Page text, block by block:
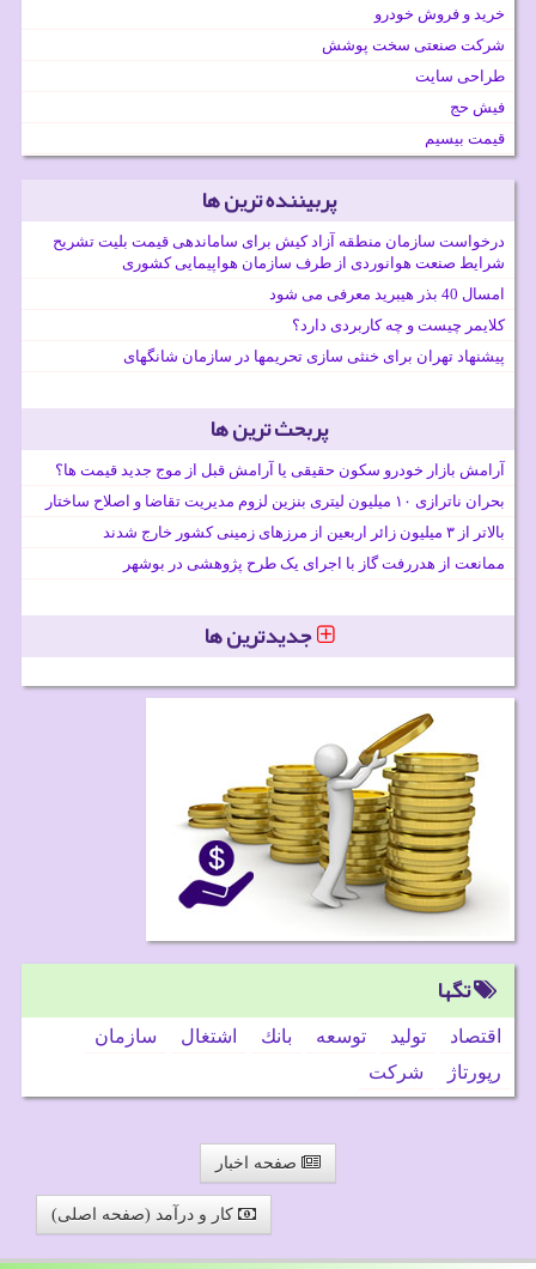
خرید و فروش خودرو
شرکت صنعتی سخت پوشش
طراحی سایت
فیش حج
قیمت بیسیم
پربیننده ترین ها
درخواست سازمان منطقه آزاد کیش برای ساماندهی قیمت بلیت تشریح
شرایط صنعت هوانوردی از طرف سازمان هواپیمایی کشوری
امسال 40 بذر هیبرید معرفی می شود
کلایمر چیست و چه کاربردی دارد؟
پیشنهاد تهران برای خنثی سازی تحریمها در سازمان شانگهای
پربحث ترین ها
آرامش بازار خودرو سکون حقیقی یا آرامش قبل از موج جدید قیمت ها؟
بحران ناترازی ۱۰ میلیون لیتری بنزین لزوم مدیریت تقاضا و اصلاح ساختار
بالاتر از ۳ میلیون زائر اربعین از مرزهای زمینی کشور خارج شدند
ممانعت از هدررفت گاز با اجرای یک طرح پژوهشی در بوشهر
جدیدترین ها
تگها
اقتصاد تولید توسعه بانك اشتغال
سازمان
رپورتاژ
شركت
صفحه اخبار
کار و درآمد (صفحه اصلی)